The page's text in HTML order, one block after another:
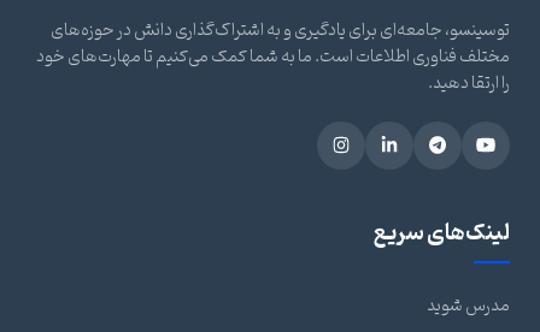
توسینسو، جامعه‌ای برای یادگیری و به اشتراک‌گذاری دانش در حوزه‌های
مختلف فناوری اطلاعات است. ما به شما کمک می‌کنیم تا مهارت‌های خود
را ارتقا دهید.
لینک‌های سریع
مدرس شوید